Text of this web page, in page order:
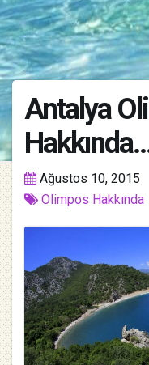
Antalya
Ağustos 10, 2015
Olimpos Hakkında